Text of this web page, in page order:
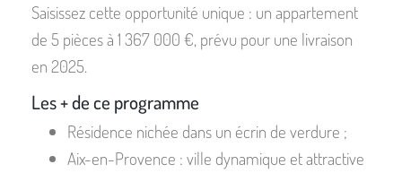
Saisissez cette opportunité unique : un appartement
de 5 pièces à 1 367 000 €, prévu pour une livraison
en 2025.
Les + de ce programme
Résidence nichée dans un écrin de verdure ;
Aix-en-Provence : ville dynamique et attractive